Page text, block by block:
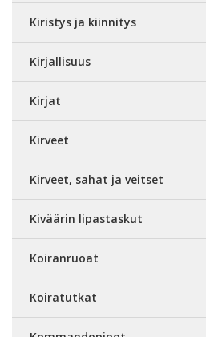
Kiristys ja kiinnitys
Kirjallisuus
Kirjat
Kirveet
Kirveet, sahat ja veitset
Kiväärin lipastaskut
Koiranruoat
Koiratutkat